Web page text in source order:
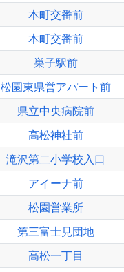
本町交番前
本町交番前
巣子駅前
松園東県営アパート前
県立中央病院前
高松神社前
滝沢第二小学校入口
アイーナ前
松園営業所
第三富士見団地
高松一丁目